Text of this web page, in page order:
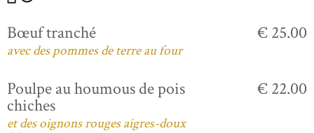
Bœuf tranché
avec des pommes de terre au four
€ 25.00
Poulpe au houmous de pois
chiches
et des oignons rouges aigres-doux
€ 22.00